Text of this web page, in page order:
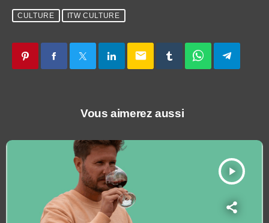
CULTURE ITW CULTURE
email
Vous aimerez aussi
play_arrow